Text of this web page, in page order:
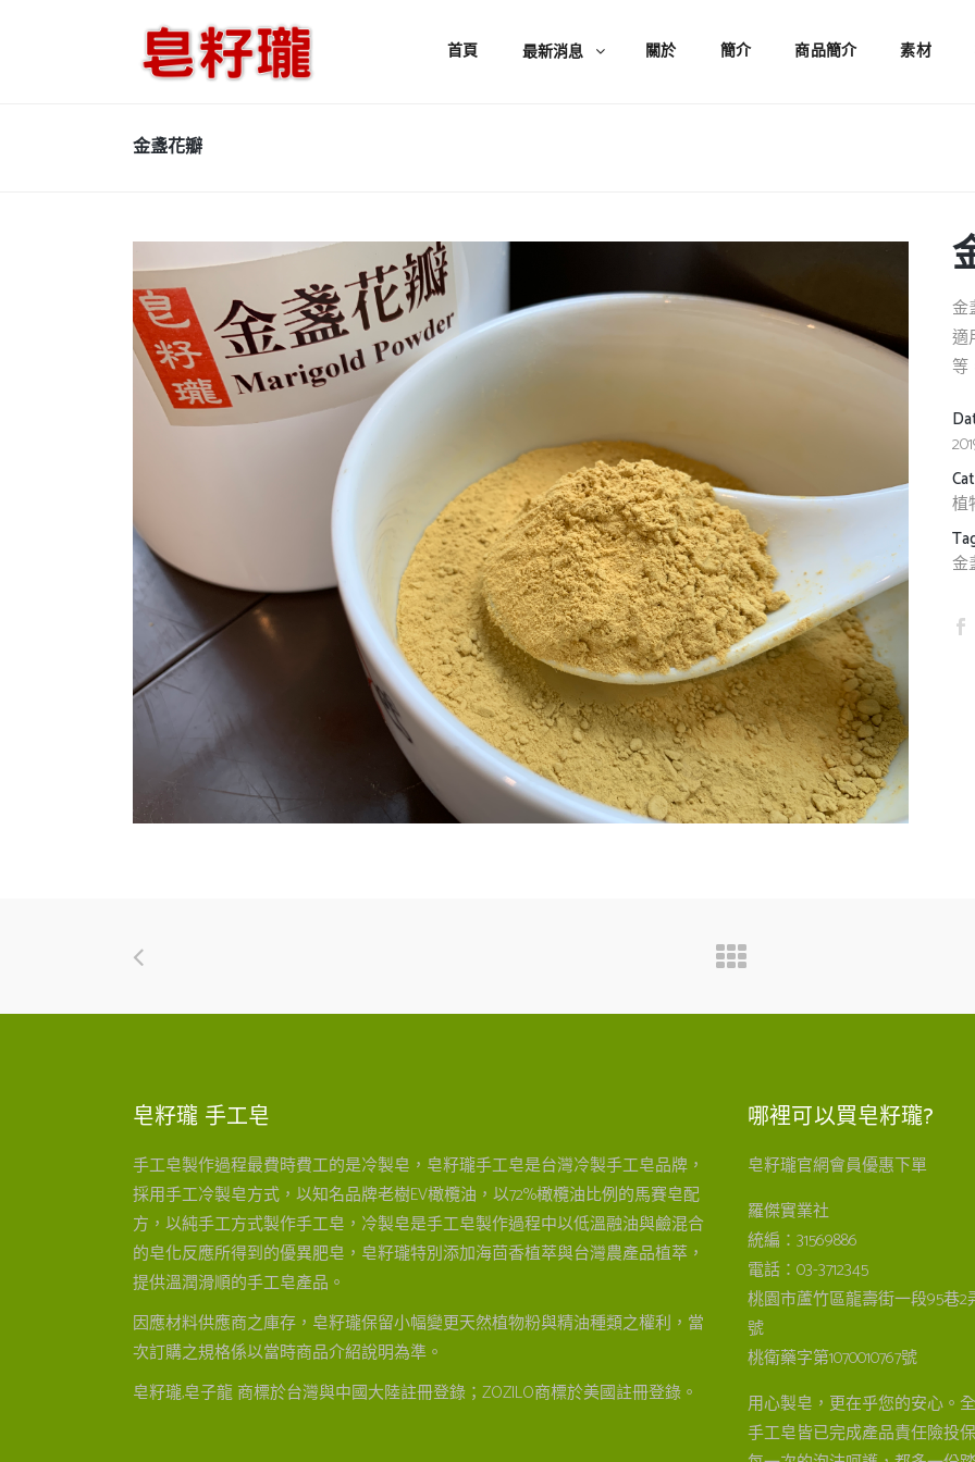
首頁 最新消息 關於 簡介 商品簡介 素材
金盞花瓣
金
適
等
植
金
皂籽瓏 手工皂
手工皂製作過程最費時費工的是冷製皂，皂籽瓏手工皂是台灣冷製手工皂品牌，
採用手工冷製皂方式，以知名品牌老樹EV橄欖油，以72%橄欖油比例的馬賽皂配
方，以純手工方式製作手工皂，冷製皂是手工皂製作過程中以低溫融油與鹼混合
的皂化反應所得到的優異肥皂，皂籽瓏特別添加海茴香植萃與台灣農產品植萃，
提供溫潤滑順的手工皂產品。
因應材料供應商之庫存，皂籽瓏保留小幅變更天然植物粉與精油種類之權利，當
次訂購之規格係以當時商品介紹說明為準。
皂籽瓏,皂子龍 商標於台灣與中國大陸註冊登錄；ZOZILO商標於美國註冊登錄。
哪裡可以買皂籽瓏?
皂籽瓏官網會員優惠下單
羅傑實業社
統編：31569886
電話：03-3712345
桃園市蘆竹區龍壽街一段95巷2
號
桃衛藥字第1070010767號
用心製皂，更在乎您的安心。
手工皂皆已完成產品責任險投